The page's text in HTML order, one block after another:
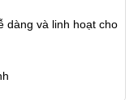
dàng và linh hoạt cho